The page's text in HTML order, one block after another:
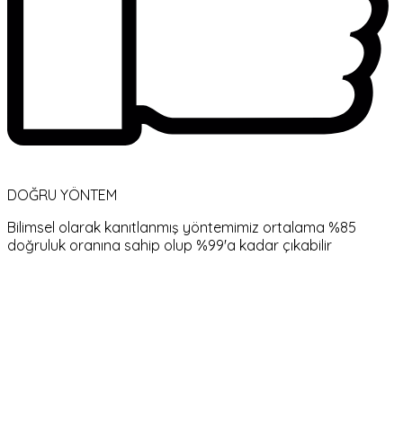
DOĞRU YÖNTEM
Bilimsel olarak kanıtlanmış yöntemimiz ortalama %85
doğruluk oranına sahip olup %99'a kadar çıkabilir